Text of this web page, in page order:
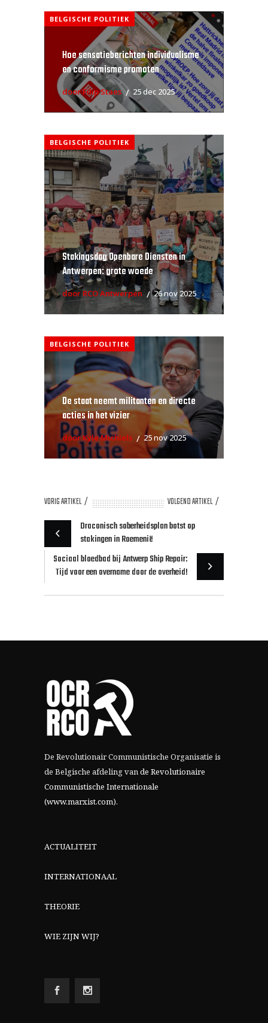
BELGISCHE POLITIEK
Hoe sensatieberichten individualisme
en conformisme promoten
door Filip Staes 25 dec 2025
BELGISCHE POLITIEK
Stakingsdag Openbare Diensten in
Antwerpen: grote woede
door RCO Antwerpen 26 nov 2025
BELGISCHE POLITIEK
De staat neemt militanten en directe
acties in het vizier
door Kyle Michiels 25 nov 2025
VORIG ARTIKEL
VOLGEND ARTIKEL
Draconisch soberheidsplan botst op
stakingen in Roemenië
Sociaal bloedbad bij Antwerp Ship Repair:
Tijd voor een overname door de overheid!
De Revolutionair Communistische Organisatie is
de Belgische afdeling vande Revolutionaire
Communistische Internationale
(www.marxist.com).
ACTUALITEIT
INTERNATIONAAL
THEORIE
WIE ZIJN WIJ?